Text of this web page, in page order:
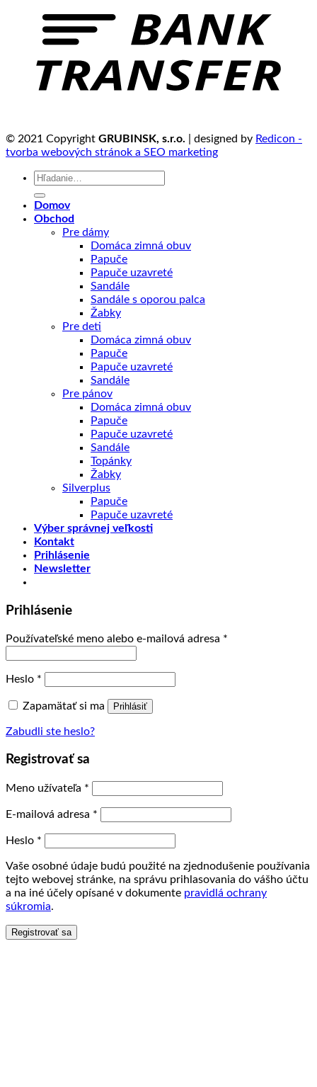
© 2021 Copyright GRUBINSK, s.r.o. | designed by Redicon -
tvorba webových stránok a SEO marketing
Hľadať:
Domov
Obchod
Pre dámy
Domáca zimná obuv
Papuče
Papuče uzavreté
Sandále
Sandále s oporou palca
Žabky
Pre deti
Domáca zimná obuv
Papuče
Papuče uzavreté
Sandále
Pre pánov
Domáca zimná obuv
Papuče
Papuče uzavreté
Sandále
Topánky
Žabky
Silverplus
Papuče
Papuče uzavreté
Výber správnej veľkosti
Kontakt
Prihlásenie
Newsletter
Prihlásenie
Používateľské meno alebo e-mailová adresa *
Heslo *
Zapamätať si ma Prihlásiť
Zabudli ste heslo?
Registrovať sa
Meno užívateľa *
E-mailová adresa *
Heslo *
Vaše osobné údaje budú použité na zjednodušenie používania
tejto webovej stránke, na správu prihlasovania do vášho účtu
a na iné účely opísané v dokumente pravidlá ochrany
súkromia.
Registrovať sa